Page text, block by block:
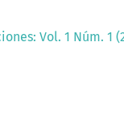
Vol. 1 Núm. 1